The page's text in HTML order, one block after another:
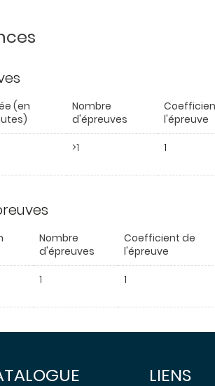
(en
Nombre
d'épreuves
l'épreuve
>1 1
Nombre
d'épreuves
Coefficient de
l'épreuve
1 1
LIENS